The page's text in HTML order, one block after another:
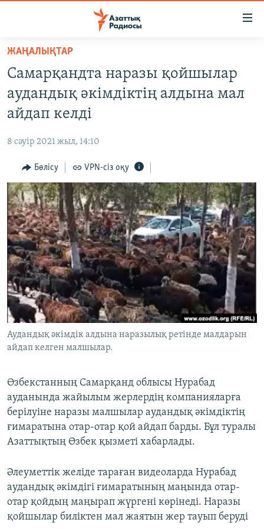
Skip
main
content
Skip
to
main
Navigation
to
Search
САЯСАТ
AZATTYQTV
АДАМ ҚҰҚЫҚТАРЫ
ӘЛЕУМЕТ
ӘЛЕМ
АРНАЙЫ ЖОБАЛАР
Русский
ЖАЗЫЛЫҢЫЗ
Басқа тілдерде
ЖАҢАЛЫҚТАР
Самарқандта наразы қойшылар
аудандық әкімдіктің алдына мал
айдап келді
8 сәуір 2021 жыл, 14:10
Бөлісу VPN-сіз оқу
Аудандық әкімдік алдына наразылық ретінде малдарын
айдап келген малшылар.
Өзбекстанның Самарқанд облысы Нурабад
ауданында жайылым жерлердің компанияларға
берілуіне наразы малшылар аудандық әкімдіктің
ғимаратына отар-отар қой айдап барды. Бұл туралы
Азаттықтың Өзбек қызметі хабарлады.
Әлеуметтік желіде тараған видеоларда Нурабад
аудандық әкімдігі ғимаратының маңында отар-
отар қойдың маңырап жүргені көрінеді. Наразы
қойшылар биліктен мал жаятын жер тауып беруді